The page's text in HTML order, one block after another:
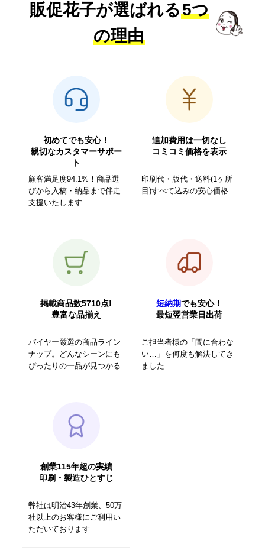
販促花子が選ばれる5つ
の理由
初めてでも安心！
親切なカスタマーサポー
ト
顧客満足度94.1%！商品選
びから入稿・納品まで伴走
支援いたします
追加費用は一切なし
コミコミ価格を表示
印刷代・版代・送料(1ヶ所
目)すべて込みの安心価格
掲載商品数5710点!
豊富な品揃え
バイヤー厳選の商品ライン
ナップ。どんなシーンにも
ぴったりの一品が見つかる
短納期でも安心！
最短翌営業日出荷
ご担当者様の「間に合わな
い…」を何度も解決してき
ました
創業115年超の実績
印刷・製造ひとすじ
弊社は明治43年創業、50万
社以上のお客様にご利用い
ただいております